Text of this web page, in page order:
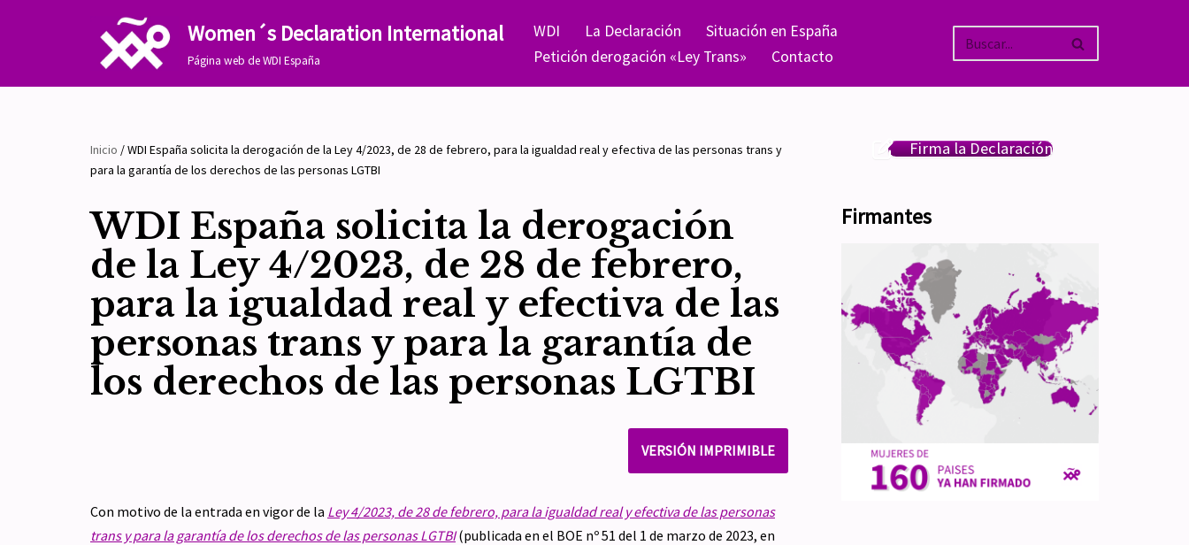
Women´s Declaration International
Página web de WDI España
WDI La Declaración
Situación en España
Petición derogación «Ley Trans»
Contacto
Inicio /WDI España solicita la derogación de la Ley 4/2023, de 28 de febrero, para la igualdad real y efectiva de las personas trans y
para la garantía de los derechos de las personas LGTBI
WDI España solicita la derogación
de la Ley 4/2023, de 28 de febrero,
para la igualdad real y efectiva de las
personas trans y para la garantía de
los derechos de las personas LGTBI
VERSIÓN IMPRIMIBLE
Con motivo de la entrada en vigor de la Ley 4/2023, de 28 de febrero, para la igualdad real y efectiva de las personas
trans y para la garantía de los derechos de las personas LGTBI(publicada en el BOE nº 51 del 1 de marzo de 2023, en
Firma la Declaración
Firmantes